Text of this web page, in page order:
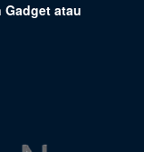
Gadget atau